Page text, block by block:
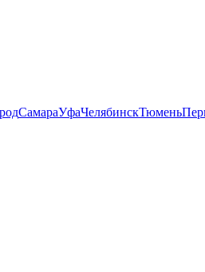
СамараУфаЧелябинскТюмень